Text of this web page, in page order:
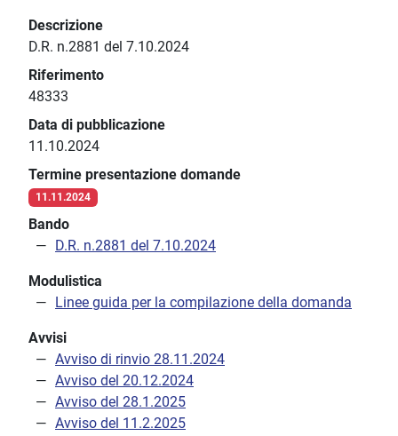
Descrizione
D.R. n.2881 del 7.10.2024
Riferimento
48333
Data di pubblicazione
11.10.2024
Termine presentazione domande
11.11.2024
Bando
D.R. n.2881 del 7.10.2024
Modulistica
Linee guida per la compilazione della domanda
Avvisi
Avviso di rinvio 28.11.2024
Avviso del 20.12.2024
Avviso del 28.1.2025
Avviso del 11.2.2025